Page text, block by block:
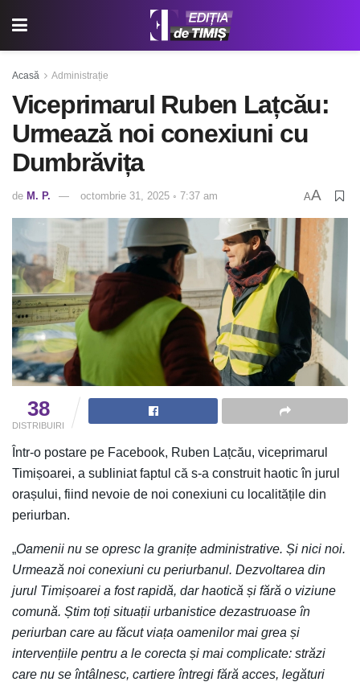
Acasă Administrație
Viceprimarul Ruben Lațcău:
Urmează noi conexiuni cu
Dumbrăvița
de M. P. octombrie 31, 2025 ◦ 7:37 am AA
38
DISTRIBUIRI
Într-o postare pe Facebook, Ruben Lațcău, viceprimarul
Timișoarei, a subliniat faptul că s-a construit haotic în jurul
orașului, fiind nevoie de noi conexiuni cu localitățile din
periurban.
„Oamenii nu se opresc la granițe administrative. Și nici noi.
Urmează noi conexiuni cu periurbanul. Dezvoltarea din
jurul Timișoarei a fost rapidă, dar haotică și fără o viziune
comună. Știm toți situații urbanistice dezastruoase în
periurban care au făcut viața oamenilor mai grea și
intervențiile pentru a le corecta și mai complicate: străzi
care nu se întâlnesc, cartiere întregi fără acces, legături